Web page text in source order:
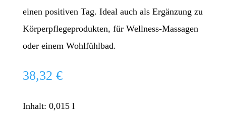
einen positiven Tag. Ideal auch als Ergänzung zu
Körperpflegeprodukten, für Wellness-Massagen
oder einem Wohlfühlbad.
38,32 €
Inhalt: 0,015 l